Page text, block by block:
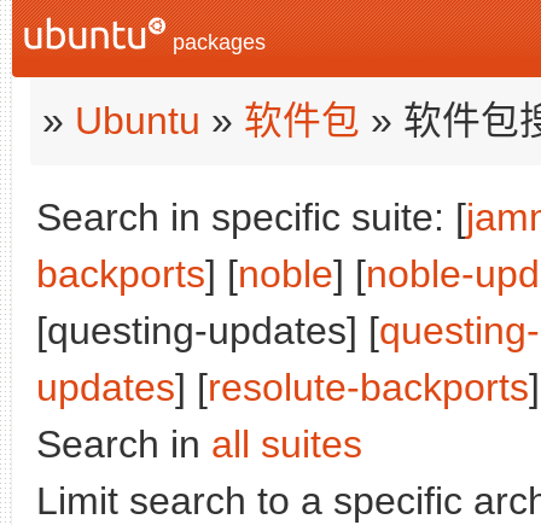
packages
» Ubuntu » 软件包 » 软件包
Search in specific suite: [
backports] [noble] [noble-
[questing-updates] [
updates] [resolute-backports
Search in all suites
Limit search to a specific